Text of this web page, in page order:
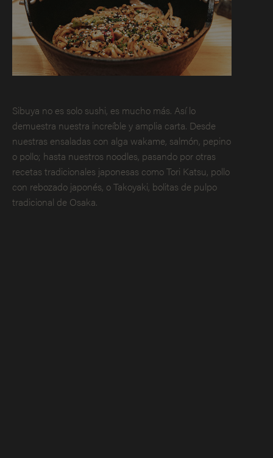
Sibuya no es solo sushi, es mucho más. Así lo
demuestra nuestra increíble y amplia carta. Desde
nuestras ensaladas con alga wakame, salmón, pepino
o pollo; hasta nuestros noodles, pasando por otras
recetas tradicionales japonesas como Tori Katsu, pollo
con rebozado japonés, o Takoyaki, bolitas de pulpo
tradicional de Osaka.